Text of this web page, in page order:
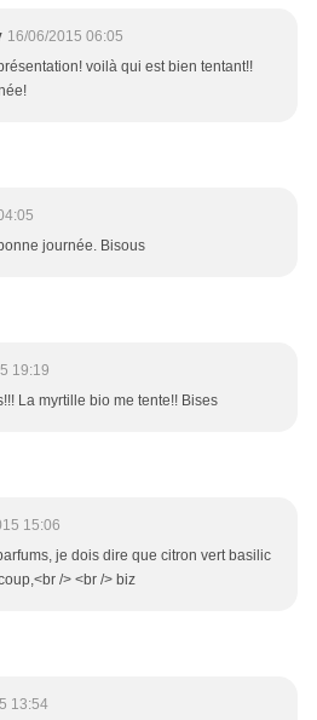
16/06/2015 06:05
voilà qui est bien tentant!!
journée. Bisous
19:19
La myrtille bio me tente!! Bises
15:06
je dois dire que citron vert basilic
/> <br /> biz
13:54